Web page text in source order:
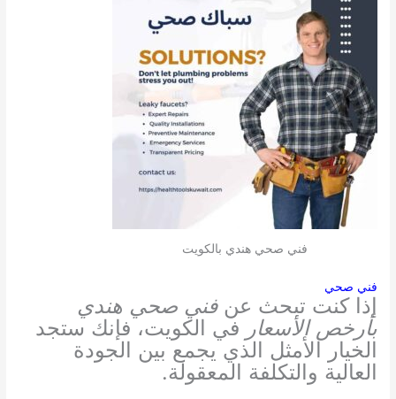
فني صحي هندي بالكويت
فني صحي
إذا كنت تبحث عنفني صحي هندي
بأرخص الأسعار في الكويت، فإنك ستجد
الخيار الأمثل الذي يجمع بين الجودة
العالية والتكلفة المعقولة.